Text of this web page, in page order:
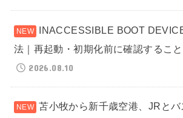
INACCESSIBLE BOOT
法｜再起動・初期化前に確認すること
2026.08.10
苫小牧から新千歳空港、JRとバ